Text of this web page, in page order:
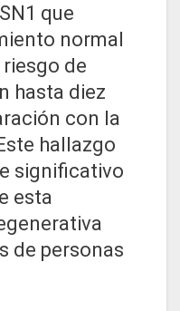
que
normal
de
hasta diez
con la
hallazgo
significativo
esta
de personas